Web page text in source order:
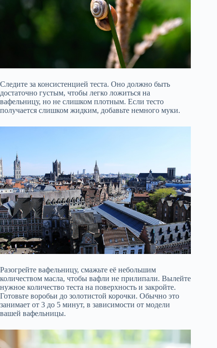
Следите за консистенцией теста. Оно должно быть
достаточно густым, чтобы легко ложиться на
вафельницу, но не слишком плотным. Если тесто
получается слишком жидким, добавьте немного муки.
Разогрейте вафельницу, смажьте её небольшим
количеством масла, чтобы вафли не прилипали. Вылейте
нужное количество теста на поверхность и закройте.
Готовьте воробьи до золотистой корочки. Обычно это
занимает от 3 до 5 минут, в зависимости от модели
вашей вафельницы.